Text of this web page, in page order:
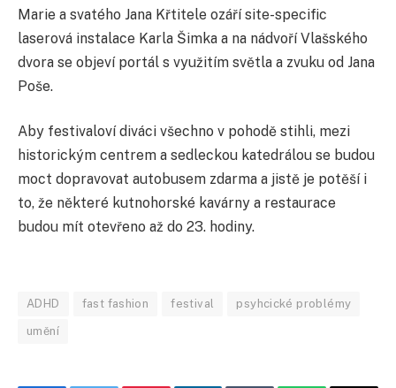
Marie a svatého Jana Křtitele ozáří site-specific
laserová instalace Karla Šimka a na nádvoří Vlašského
dvora se objeví portál s využitím světla a zvuku od Jana
Poše.
Aby festivaloví diváci všechno v pohodě stihli, mezi
historickým centrem a sedleckou katedrálou se budou
moct dopravovat autobusem zdarma a jistě je potěší i
to, že některé kutnohorské kavárny a restaurace
budou mít otevřeno až do 23. hodiny.
ADHD fast fashion festival psyhcické problémy
umění